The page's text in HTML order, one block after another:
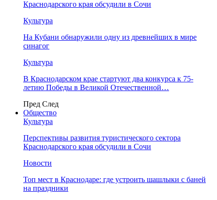
Краснодарского края обсудили в Сочи
Культура
На Кубани обнаружили одну из древнейших в мире
синагог
Культура
В Краснодарском крае стартуют два конкурса к 75-
летию Победы в Великой Отечественной…
Пред След
Общество
Культура
Перспективы развития туристического сектора
Краснодарского края обсудили в Сочи
Новости
Топ мест в Краснодаре: где устроить шашлыки с баней
на праздники